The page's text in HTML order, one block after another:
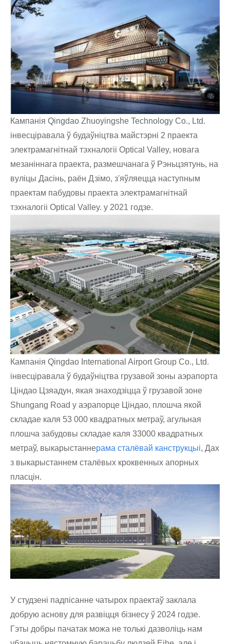
Кампанія Qingdao Zhuoyingshe Technology Co., Ltd.
інвесціравала ў будаўніцтва майстэрні 2 праекта
электрамагнітнай тэхналогіі Optical Valley, новага
мезаніннага праекта, размешчанага ў Рэньцзятунь, на
вуліцы Дасінь, раён Дзімо, з'яўляецца наступным
праектам пабудовы праекта электрамагнітнай
тэхналогіі Optical Valley. у 2021 годзе.
Кампанія Qingdao International Airport Group Co., Ltd.
інвесціравала ў будаўніцтва грузавой зоны аэрапорта
Ціндао Цзяадун, якая знаходзіцца ў грузавой зоне
Shungang Road у аэрапорце Ціндао, плошча якой
складае каля 53 000 квадратных метраў, агульная
плошча забудовы складае каля 33000 квадратных
метраў, выкарыстаннерама сталёвай канструкцыі, Дах
з выкарыстаннем сталёвых кроквенных апорных
пласцін.
У студзені падпісанне чатырох праектаў заклала
добрую аснову для развіцця бізнесу ў 2024 годзе.
Гэты добры пачатак можа не толькі дазволіць нам